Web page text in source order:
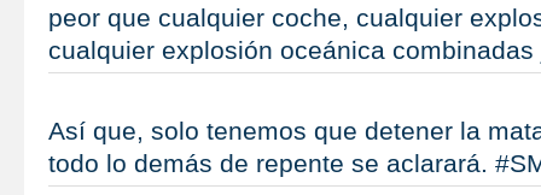
peor que cualquier coche, cualquier
cualquier explosión oceánica combinadas
Así que, solo tenemos que detener la
todo lo demás de repente se aclarará.